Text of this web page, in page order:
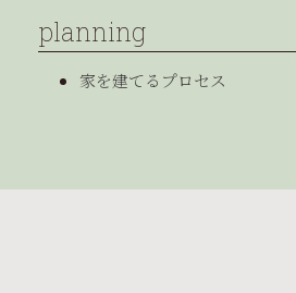
planning
家を建てるプロセス